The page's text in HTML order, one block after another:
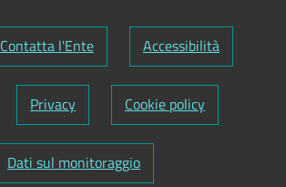
Contatta l'Ente Accessibilità
Privacy Cookie policy
Dati sul monitoraggio